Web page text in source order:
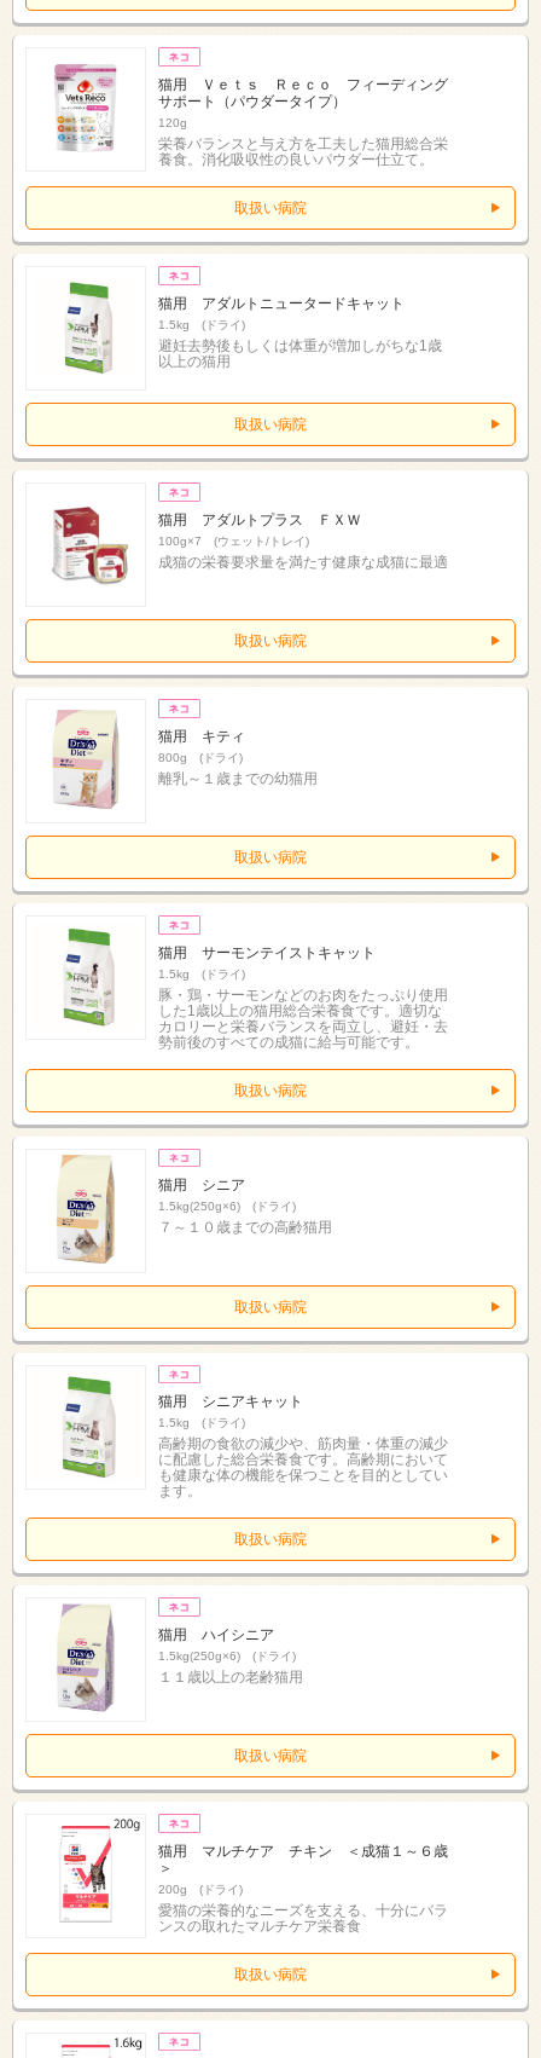
猫用 Ｖｅｔｓ Ｒｅｃｏ フィーディング
サポート（パウダータイプ）
120g
栄養バランスと与え方を工夫した猫用総合栄
養食。消化吸収性の良いパウダー仕立て。
取扱い病院
猫用 アダルトニュータードキャット
1.5kg (ドライ)
避妊去勢後もしくは体重が増加しがちな1歳
以上の猫用
取扱い病院
猫用 アダルトプラス ＦＸＷ
100g×7 (ウェット/トレイ)
成猫の栄養要求量を満たす健康な成猫に最適
取扱い病院
猫用 キティ
800g (ドライ)
離乳～１歳までの幼猫用
取扱い病院
猫用 サーモンテイストキャット
1.5kg (ドライ)
豚・鶏・サーモンなどのお肉をたっぷり使用
した1歳以上の猫用総合栄養食です。適切な
カロリーと栄養バランスを両立し、避妊・去
勢前後のすべての成猫に給与可能です。
取扱い病院
猫用 シニア
1.5kg(250g×6) (ドライ)
７～１０歳までの高齢猫用
取扱い病院
猫用 シニアキャット
1.5kg (ドライ)
高齢期の食欲の減少や、筋肉量・体重の減少
に配慮した総合栄養食です。高齢期において
も健康な体の機能を保つことを目的としてい
ます。
取扱い病院
猫用 ハイシニア
1.5kg(250g×6) (ドライ)
１１歳以上の老齢猫用
取扱い病院
猫用 マルチケア チキン ＜成猫１～６歳
＞
200g (ドライ)
愛猫の栄養的なニーズを支える、十分にバラ
ンスの取れたマルチケア栄養食
取扱い病院